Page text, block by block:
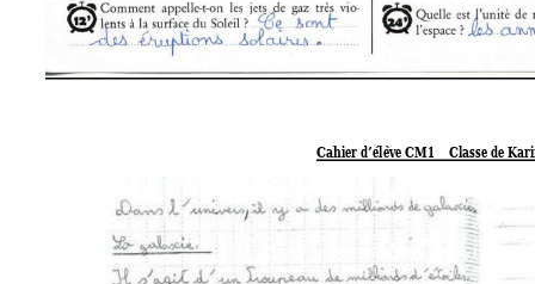
Cahier d’élève CM1    Classe de